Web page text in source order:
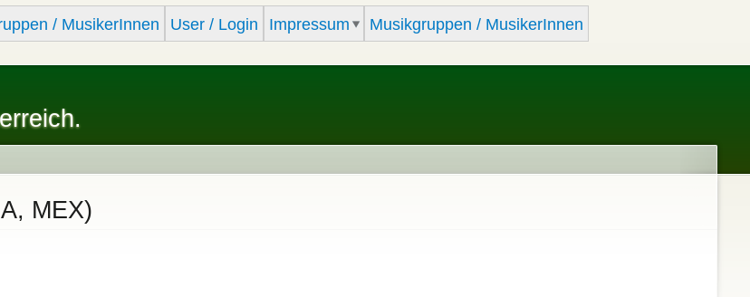
main
content
/ MusikerInnen User / Login Impressum Musikgruppen / MusikerInnen
MEX)